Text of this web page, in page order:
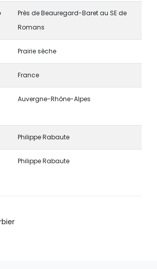
Près de Beauregard-Baret au SE de
Romans
Prairie sèche
France
Auvergne-Rhône-Alpes
Philippe Rabaute
Philippe Rabaute